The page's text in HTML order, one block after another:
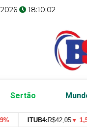
18:10:03
Sertão
ITUB4:R$42,05▼ 1,55%